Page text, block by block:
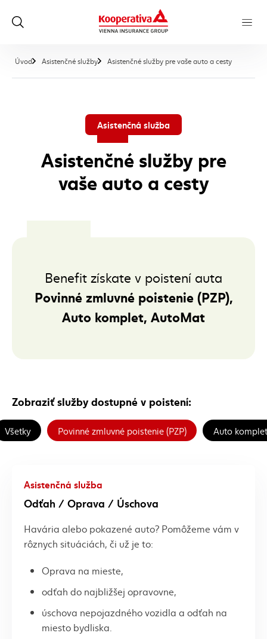
Úvod Asistenčné služby Asistenčné služby pre vaše auto a cesty, aktuálna
Asistenčná služba
Asistenčné služby pre
vaše auto a cesty
Benefit získate v poistení auta
Povinné zmluvné poistenie (PZP),
Auto komplet, AutoMat
Zobraziť služby dostupné v poistení:
Všetky Povinné zmluvné poistenie (PZP) Auto komplet
Asistenčná služba
Odťah / Oprava / Úschova
Havária alebo pokazené auto? Pomôžeme vám v
rôznych situáciách, či už je to:
Oprava na mieste,
odťah do najbližšej opravovne,
úschova nepojazdného vozidla a odťah na
miesto bydliska.